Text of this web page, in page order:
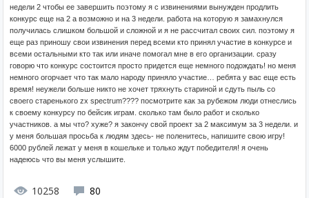
недели 2 чтобы ее завершить поэтому я с извинениями вынужден продлить
конкурс еще на 2 а возможно и на 3 недели. работа на которую я замахнулся
получилась слишком большой и сложной и я не рассчитал своих сил. поэтому я
еще раз приношу свои извинения перед всеми кто принял участие в конкурсе и
всеми остальными кто так или иначе помогал мне в его организации. сразу
говорю что конкурс состоится просто придется еще немного подождать! но меня
немного огорчает что так мало народу приняло участие… ребята у вас еще есть
время! неужели больше никто не хочет тряхнуть стариной и сдуть пыль со
своего старенького zx spectrum???? посмотрите как за рубежом люди отнеслись
к своему конкурсу по бейсик играм. сколько там было работ и сколько
участников. а мы что? хуже? я закончу свой проект за 2 максимум за 3 недели. и
у меня большая просьба к людям здесь- не поленитесь, напишите свою игру!
6000 рублей лежат у меня в кошельке и только ждут победителя! я очень
надеюсь что вы меня услышите.
10258 80